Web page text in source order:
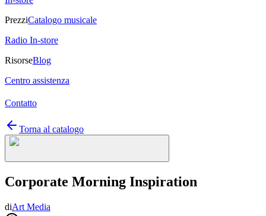
PrezziCatalogo musicale
Radio In-store
RisorseBlog
Centro assistenza
Contatto
Torna al catalogo
Corporate Morning Inspiration
diArt Media